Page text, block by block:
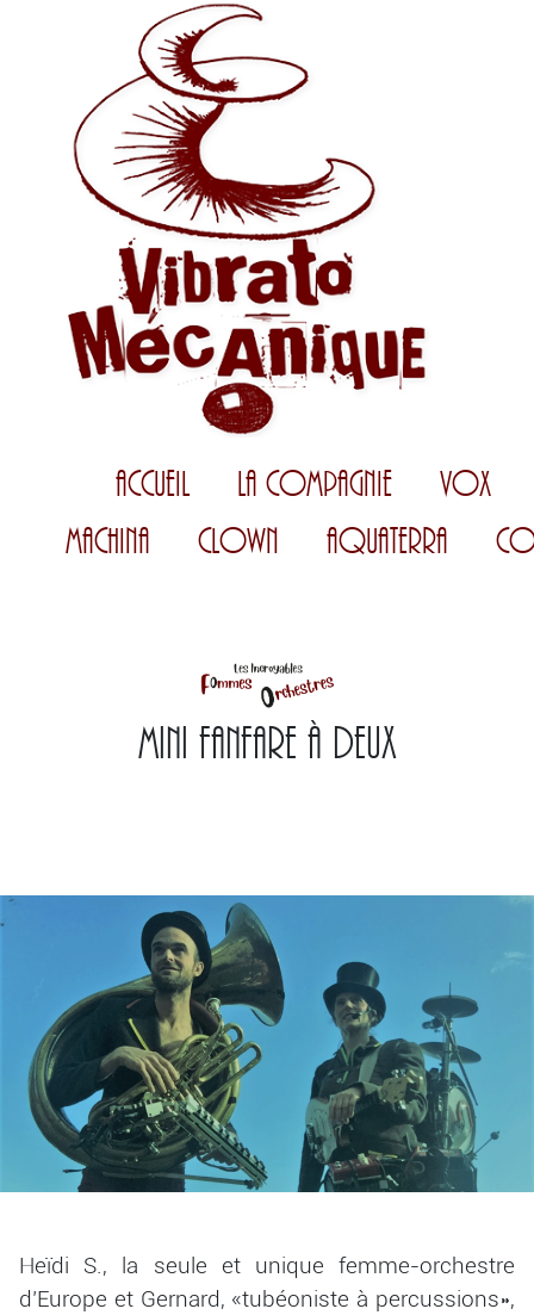
Accueil La Compagnie
Vox
Machina
Clown AquaTerra
Mini fanfare à deux
Heïdi S., la seule et unique femme-orchestre
d’Europe et Gernard, «tubéoniste à percussions»,